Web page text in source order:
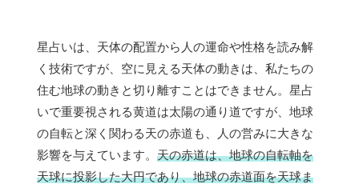
星占いは、天体の配置から人の運命や性格を読み解
く技術ですが、空に見える天体の動きは、私たちの
住む地球の動きと切り離すことはできません。星占
いで重要視される黄道は太陽の通り道ですが、地球
の自転と深く関わる天の赤道も、人の営みに大きな
影響を与えています。 天の赤道は、地球の自転軸を
天球に投影した大円であり、地球の赤道面を天球ま